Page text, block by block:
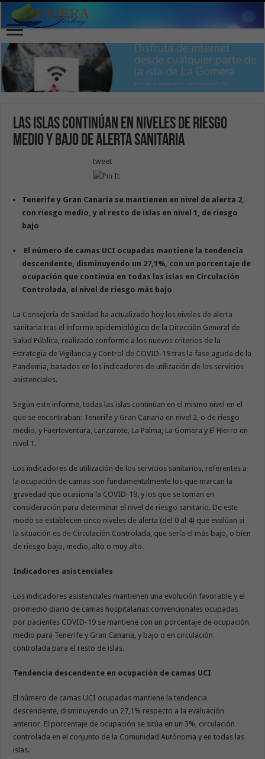
Las islas continúan en niveles de riesgo
medio y bajo de alerta sanitaria
tweet
Tenerife y Gran Canaria se mantienen en nivel de alerta 2,
con riesgo medio, y el resto de islas en nivel 1, de riesgo
bajo
El número de camas UCI ocupadas mantiene la tendencia
descendente, disminuyendo un 27,1%, con un porcentaje de
ocupación que continúa en todas las islas en Circulación
Controlada, el nivel de riesgo más bajo
La Consejería de Sanidad ha actualizado hoy los niveles de alerta
sanitaria tras el informe epidemiológico de la Dirección General de
Salud Pública, realizado conforme a los nuevos criterios de la
Estrategia de Vigilancia y Control de COVID-19 tras la fase aguda de la
Pandemia, basados en los indicadores de utilización de los servicios
asistenciales.
Según este informe, todas las islas continúan en el mismo nivel en el
que se encontraban: Tenerife y Gran Canaria en nivel 2, o de riesgo
medio, y Fuerteventura, Lanzarote, La Palma, La Gomera y El Hierro en
nivel 1.
Los indicadores de utilización de los servicios sanitarios, referentes a
la ocupación de camas son fundamentalmente los que marcan la
gravedad que ocasiona la COVID-19, y los que se toman en
consideración para determinar el nivel de riesgo sanitario. De este
modo se establecen cinco niveles de alerta (del 0 al 4) que evalúan si
la situación es de Circulación Controlada, que sería el más bajo, o bien
de riesgo bajo, medio, alto o muy alto.
Indicadores asistenciales
Los indicadores asistenciales mantienen una evolución favorable y el
promedio diario de camas hospitalarias convencionales ocupadas
por pacientes COVID-19 se mantiene con un porcentaje de ocupación
medio para Tenerife y Gran Canaria, y bajo o en circulación
controlada para el resto de islas.
Tendencia descendente en ocupación de camas UCI
El número de camas UCI ocupadas mantiene la tendencia
descendente, disminuyendo un 27,1% respecto a la evaluación
anterior. El porcentaje de ocupación se sitúa en un 3%, circulación
controlada en el conjunto de la Comunidad Autónoma y en todas las
islas.